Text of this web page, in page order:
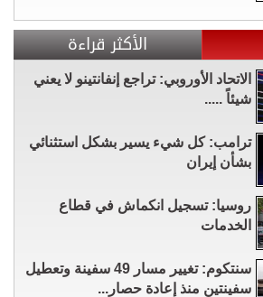
الأكثر قراءة
الاتحاد الأوروبي: تراجع إنفانتينو لا يعني
شيئاً .....
ترامب: كل شيء يسير بشكل استثنائي
بشأن إيران
روسيا: تسجيل انكماش في قطاع
الخدمات
سنتكوم: تغيير مسار 49 سفينة وتعطيل
سفينتين منذ إعادة حصار...